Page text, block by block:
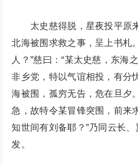
太史慈得脱，星夜投平原
北海被围求救之事，呈上书札
人？”慈曰：“某太史慈，东海
非乡党，特以气谊相投，有分
海被围，孤穷无告，危在旦夕
急，故特令某冒锋突围，前来
知世间有刘备耶？”乃同云长
发。